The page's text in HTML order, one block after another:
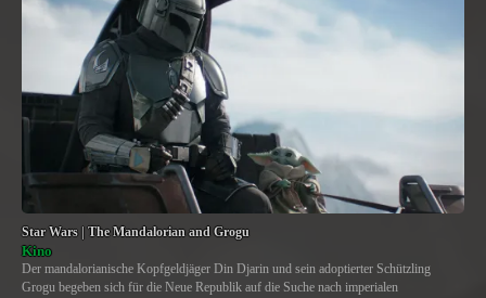
Star Wars | The Mandalorian and Grogu
Kino
Der mandalorianische Kopfgeldjäger Din Djarin und sein adoptierter Schützling
Grogu begeben sich für die Neue Republik auf die Suche nach imperialen